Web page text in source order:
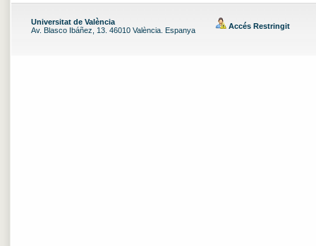
Universitat de València
Av. Blasco Ibáñez, 13. 46010 València. Espanya
Accés Restringit